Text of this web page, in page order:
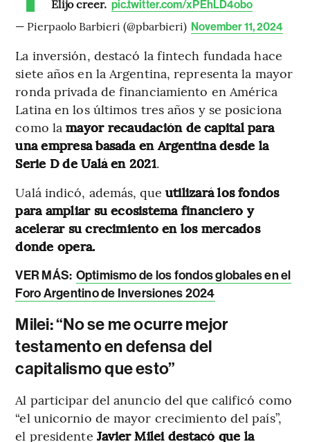
Elijo creer. pic.twitter.com/xPEhLD4obo
— Pierpaolo Barbieri (@pbarbieri) November 11, 2024
La inversión, destacó la fintech fundada hace
siete años en la Argentina, representa la mayor
ronda privada de financiamiento en América
Latina en los últimos tres años y se posiciona
como lamayor recaudación de capital para
una empresa basada en Argentina desde la
Serie D de Ualá en 2021.
Ualá indicó, además, que utilizará los fondos
para ampliar su ecosistema financiero y
acelerar su crecimiento en los mercados
donde opera.
VER MÁS: Optimismo de los fondos globales en el
Foro Argentino de Inversiones 2024
Milei: “No se me ocurre mejor
testamento en defensa del
capitalismo que esto”
Al participar del anuncio del que calificó como
“el unicornio de mayor crecimiento del país”,
el presidente Javier Milei destacó que la